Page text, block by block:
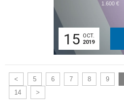
1.600 €
15 OCT.
2019
< 5 6 7 8 9
14
>